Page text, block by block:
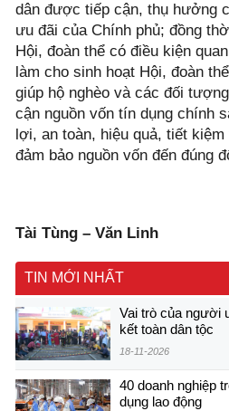
dân được tiếp cận, thụ hưởng
ưu đãi của Chính phủ; đồng
Hội, đoàn thể có điều kiện
làm cho sinh hoạt Hội, đoàn
giúp hộ nghèo và các đối
cận nguồn vốn tín dụng chính
lợi, an toàn, hiệu quả, tiết
đảm bảo nguồn vốn đến đúng
Tài Tùng – Văn Linh
TIN MỚI NHẤT
Vai trò của người
kết toàn dân tộc
18-11-2026
40 doanh nghiệp
dụng lao động